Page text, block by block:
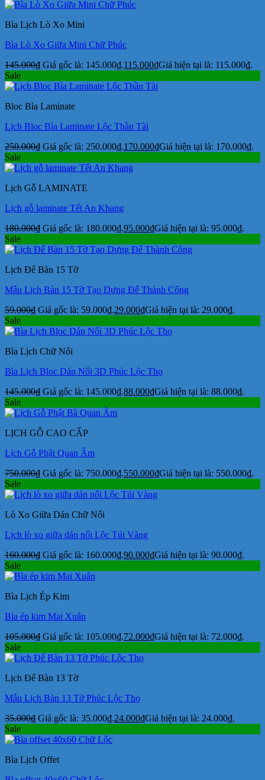
Bìa Lịch Lò Xo Mini
Bìa Lò Xo Giữa Mini Chữ Phúc
145.000₫ Giá gốc là: 145.000₫.115.000₫Giá hiện tại là: 115.000₫.
Sale
Bloc Bìa Laminate
Lịch Bloc Bìa Laminate Lộc Thần Tài
250.000₫ Giá gốc là: 250.000₫.170.000₫Giá hiện tại là: 170.000₫.
Sale
Lịch Gỗ LAMINATE
Lịch gỗ laminate Tết An Khang
180.000₫ Giá gốc là: 180.000₫.95.000₫Giá hiện tại là: 95.000₫.
Sale
Lịch Để Bàn 15 Tờ
Mẫu Lịch Bàn 15 Tờ Tạo Dựng Để Thành Công
59.000₫ Giá gốc là: 59.000₫.29.000₫Giá hiện tại là: 29.000₫.
Sale
Bìa Lịch Chữ Nổi
Bìa Lịch Bloc Dán Nổi 3D Phúc Lộc Thọ
145.000₫ Giá gốc là: 145.000₫.88.000₫Giá hiện tại là: 88.000₫.
Sale
LỊCH GỖ CAO CẤP
Lịch Gỗ Phật Quan Âm
750.000₫ Giá gốc là: 750.000₫.550.000₫Giá hiện tại là: 550.000₫.
Sale
Lò Xo Giữa Dán Chữ Nổi
Lịch lò xo giữa dán nổi Lộc Túi Vàng
160.000₫ Giá gốc là: 160.000₫.90.000₫Giá hiện tại là: 90.000₫.
Sale
Bìa Lịch Ép Kim
Bìa ép kim Mai Xuân
105.000₫ Giá gốc là: 105.000₫.72.000₫Giá hiện tại là: 72.000₫.
Sale
Lịch Để Bàn 13 Tờ
Mẫu Lịch Bàn 13 Tờ Phúc Lộc Thọ
35.000₫ Giá gốc là: 35.000₫.24.000₫Giá hiện tại là: 24.000₫.
Sale
Bìa Lịch Offet